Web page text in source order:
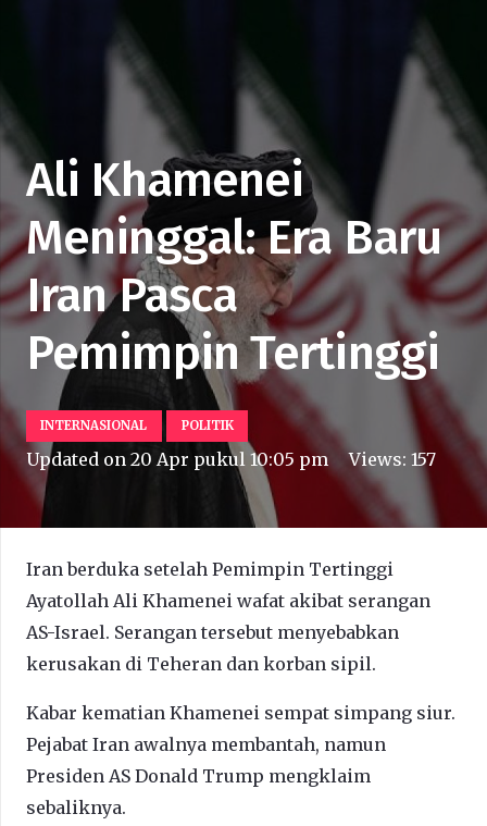
Ali Khamenei
Meninggal: Era Baru
Iran Pasca
Pemimpin Tertinggi
INTERNASIONAL POLITIK
Updated on 20 Apr pukul 10:05 pm Views:157
Iran berduka setelah Pemimpin Tertinggi
Ayatollah Ali Khamenei wafat akibat serangan
AS-Israel. Serangan tersebut menyebabkan
kerusakan di Teheran dan korban sipil.
Kabar kematian Khamenei sempat simpang siur.
Pejabat Iran awalnya membantah, namun
Presiden AS Donald Trump mengklaim
sebaliknya.